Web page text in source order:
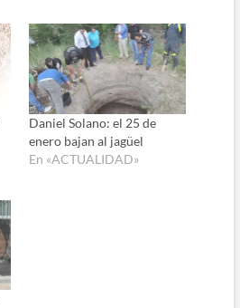
Daniel Solano: el 25 de
enero bajan al jagüel
En «ACTUALIDAD»